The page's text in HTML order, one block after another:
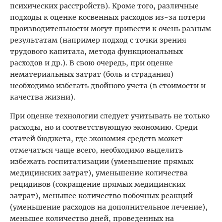
психических расстройств). Кроме того, различные
подходы к оценке косвенных расходов из-за потери
производительности могут привести к очень разным
результатам (например подход с точки зрения
трудового капитала, метода функциональных
расходов и др.). В свою очередь, при оценке
нематериальных затрат (боль и страдания)
необходимо избегать двойного учета (в стоимости и
качества жизни).
При оценке технологии следует учитывать не только
расходы, но и соответствующую экономию. Среди
статей бюджета, где экономия средств может
отмечаться чаще всего, необходимо выделить
избежать госпитализации (уменьшение прямых
медицинских затрат), уменьшение количества
рецидивов (сокращение прямых медицинских
затрат), меньшее количество побочных реакций
(уменьшение расходов на дополнительное лечение),
меньшее количество дней, проведенных на